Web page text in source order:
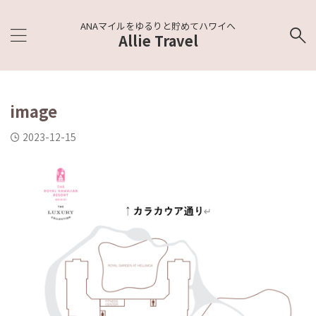
ANAマイルをゆるりと貯めてハワイへ
Allie Travel
image
2023-12-15